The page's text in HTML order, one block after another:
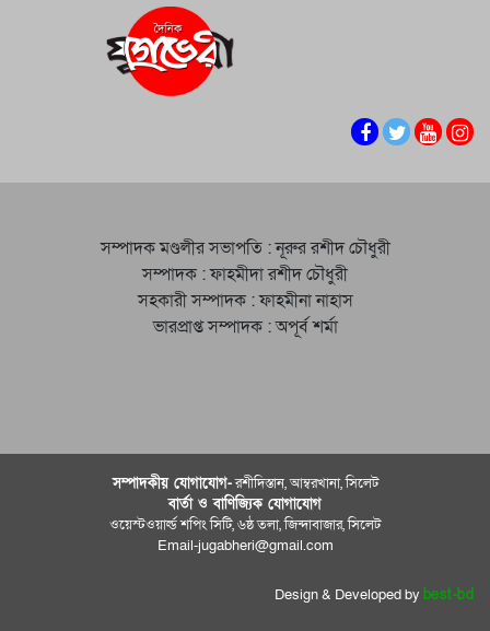
সম্পাদক মণ্ডলীর সভাপতি : নূরুর রশীদ চৌধুরী
সম্পাদক : ফাহমীদা রশীদ চৌধুরী
সহকারী সম্পাদক : ফাহমীনা নাহাস
ভারপ্রাপ্ত সম্পাদক : অপূর্ব শর্মা
সম্পাদকীয় যােগাযোগ-রশীদিস্তান, আম্বরখানা, সিলেট
বার্তা ও বাণিজ্যিক যোগাযােগ
ওয়েস্টওয়ার্ল্ড শপিং সিটি, ৬ষ্ঠ তলা, জিন্দাবাজার, সিলেট
Email-jugabheri@gmail.com
Design & Developed by best-bd